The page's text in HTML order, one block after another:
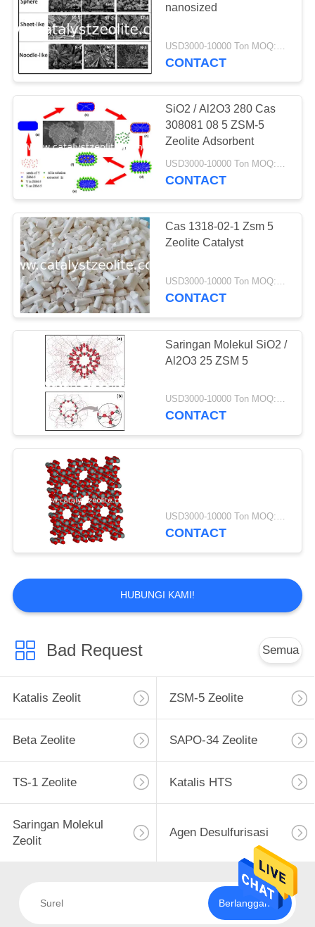
nanosized
CONTACT
SiO2 / Al2O3 280 Cas
308081 08 5 ZSM-5
Zeolite Adsorbent
CONTACT
Cas 1318-02-1 Zsm 5
Zeolite Catalyst
USD3000-10000 Ton MOQ:1 KG
CONTACT
Saringan Molekul SiO2 /
Al2O3 25 ZSM 5
USD3000-10000 Ton MOQ:1 KG
CONTACT
USD3000-10000 Ton MOQ:1 KG
CONTACT
HUBUNGI KAMI!
Bad Request Semua
Katalis Zeolit ZSM-5 Zeolite
Beta Zeolite SAPO-34 Zeolite
TS-1 Zeolite Katalis HTS
Saringan Molekul
Zeolit
Agen Desulfurisasi
Berlangganan